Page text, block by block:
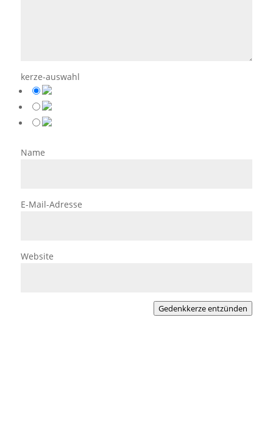
kerze-auswahl
Name
E-Mail-Adresse
Website
Gedenkkerze entzünden